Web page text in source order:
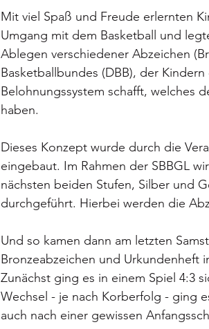
Mit viel Spaß und Freude erlernten
Umgang mit dem Basketball und
Ablegen verschiedener Abzeichen
Basketballbundes (DBB), der
Belohnungssystem schafft, welches
haben.
Dieses Konzept wurde durch die
eingebaut. Im Rahmen der SBBGL
nächsten beiden Stufen, Silber und
durchgeführt. Hierbei werden die
Und so kamen dann am letzten
Bronzeabzeichen und Urkundenheft
Zunächst ging es in einem Spiel 4:3
Wechsel - je nach Korberfolg - ging
auch nach einer gewissen